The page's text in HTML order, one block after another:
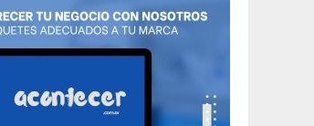
the Classic Cars in a
Retro Movie?
World